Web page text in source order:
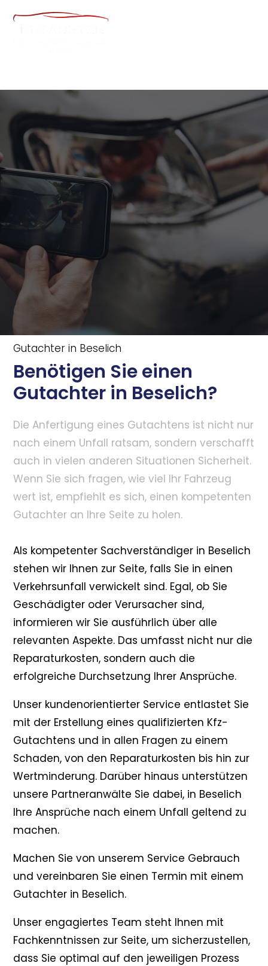
Gutachter in Beselich
Benötigen Sie einen
Gutachter in Beselich?
Die Anfertigung eines Gutachtens ist nicht nur
nach einem Unfall ratsam, sondern verschafft
auch in vielen anderen Situationen Sicherheit.
Wenn Sie sich fragen, wie viel Ihr Fahrzeug
wert ist, empfiehlt es sich, einen kompetenten
Gutachter an Ihre Seite zu holen.
Als kompetenter Sachverständiger in Beselich
stehen wir Ihnen zur Seite, falls Sie in einen
Verkehrsunfall verwickelt sind. Egal, ob Sie
Geschädigter oder Verursacher sind,
informieren wir Sie ausführlich über alle
relevanten Aspekte. Das umfasst nicht nur die
Reparaturkosten, sondern auch die
erfolgreiche Durchsetzung Ihrer Ansprüche.
Unser kundenorientierter Service entlastet Sie
mit der Erstellung eines qualifizierten Kfz-
Gutachtens und in allen Fragen zu einem
Schaden, von den Reparaturkosten bis hin zur
Wertminderung. Darüber hinaus unterstützen
unsere Partneranwälte Sie dabei, in Beselich
Ihre Ansprüche nach einem Unfall geltend zu
machen.
Machen Sie von unserem Service Gebrauch
und vereinbaren Sie einen Termin mit einem
Gutachter in Beselich.
Unser engagiertes Team steht Ihnen mit
Fachkenntnissen zur Seite, um sicherzustellen,
dass Sie optimal auf den jeweiligen Prozess